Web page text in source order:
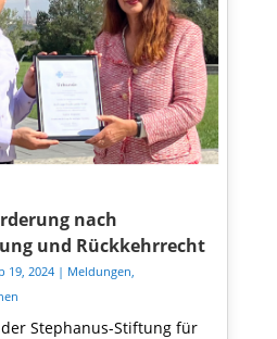
nach
und Rückkehrrecht
19, 2024| Meldungen
Stephanus-Stiftung für